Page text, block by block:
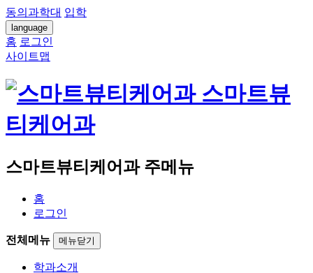
동의과학대 입학
language
홈 로그인
사이트맵
스마트뷰
티케어과
스마트뷰티케어과 주메뉴
홈
로그인
전체메뉴 메뉴닫기
학과소개